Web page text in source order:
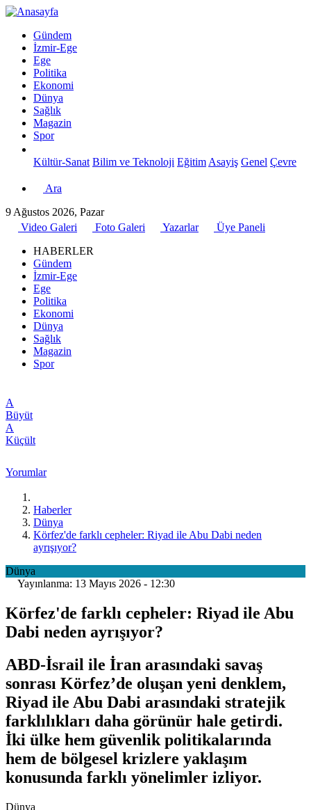
Gündem
İzmir-Ege
Ege
Politika
Ekonomi
Dünya
Sağlık
Magazin
Spor
Kültür-Sanat Bilim ve Teknoloji Eğitim Asayiş Genel Çevre
Ara
9 Ağustos 2026, Pazar
Video Galeri
Foto Galeri Yazarlar
Üye Paneli
HABERLER
Gündem
İzmir-Ege
Ege
Politika
Ekonomi
Dünya
Sağlık
Magazin
Spor
A
Büyüt
A
Küçült
Yorumlar
Haberler
Dünya
Körfez'de farklı cepheler: Riyad ile Abu Dabi neden
ayrışıyor?
Dünya
Yayınlanma: 13 Mayıs 2026 - 12:30
Körfez'de farklı cepheler: Riyad ile Abu
Dabi neden ayrışıyor?
ABD-İsrail ile İran arasındaki savaş
sonrası Körfez’de oluşan yeni denklem,
Riyad ile Abu Dabi arasındaki stratejik
farklılıkları daha görünür hale getirdi.
İki ülke hem güvenlik politikalarında
hem de bölgesel krizlere yaklaşım
konusunda farklı yönelimler izliyor.
Dünya